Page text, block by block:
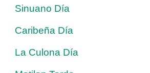
Sinuano Día
Caribeña Día
La Culona Día